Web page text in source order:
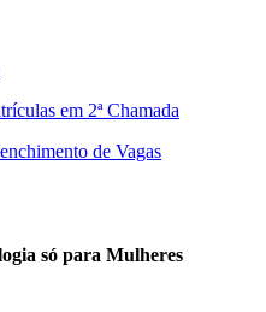
em 2ª Chamada
de Vagas
só para Mulheres